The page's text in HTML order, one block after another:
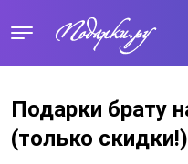
Подарки брату
(только скидки!)